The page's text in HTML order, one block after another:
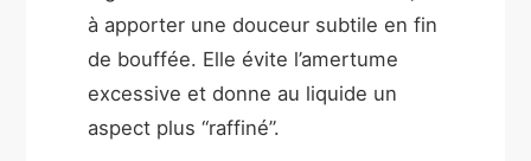
à apporter une douceur subtile en fin
de bouffée. Elle évite l’amertume
excessive et donne au liquide un
aspect plus “raffiné”.